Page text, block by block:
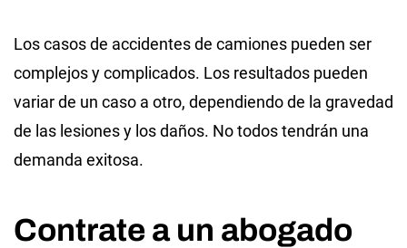
Los casos de accidentes de camiones pueden ser
complejos y complicados. Los resultados pueden
variar de un caso a otro, dependiendo de la gravedad
de las lesiones y los daños. No todos tendrán una
demanda exitosa.
Contrate a un abogado